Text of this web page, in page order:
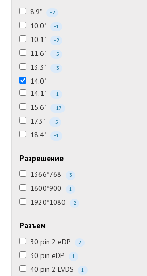
8.9" +2
10.0" +1
10.1" +2
11.6" +5
13.3" +3
14.0"
14.1"
+1
15.6" +17
17.3" +5
18.4" +1
Разрешение
1366*768 3
1600*900 1
1920*1080 2
Разъем
30 pin 2 eDP 2
30 pin eDP 1
40 pin 2 LVDS 1